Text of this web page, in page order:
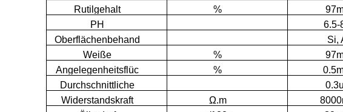
Rutilgehalt
%
PH
6.5-
Oberflächenbehand
lung
Si,
Weiße
%
Angelegenheitsflüc
htiger stoff an 105℃
%
Durchschnittliche
Teilchengröße
Widerstandskraft
Ω.m